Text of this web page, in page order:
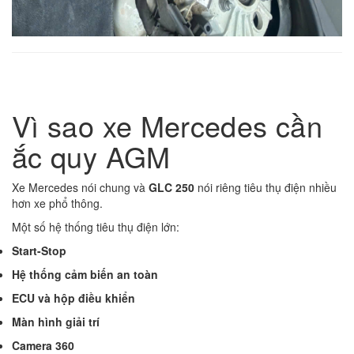
Vì sao xe Mercedes cần
ắc quy AGM
Xe Mercedes nói chung và GLC 250 nói riêng tiêu thụ điện nhiều
hơn xe phổ thông.
Một số hệ thống tiêu thụ điện lớn:
Start-Stop
Hệ thống cảm biến an toàn
ECU và hộp điều khiển
Màn hình giải trí
Camera 360